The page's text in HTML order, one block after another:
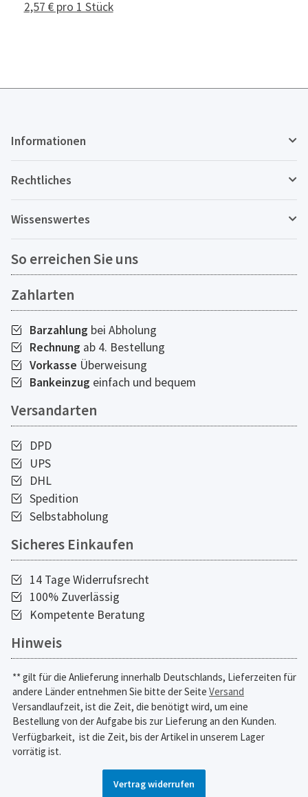
2,57 € pro 1 Stück
Informationen
Rechtliches
Wissenswertes
So erreichen Sie uns
Zahlarten
Barzahlung bei Abholung
Rechnung ab 4. Bestellung
Vorkasse Überweisung
Bankeinzug einfach und bequem
Versandarten
DPD
UPS
DHL
Spedition
Selbstabholung
Sicheres Einkaufen
14 Tage Widerrufsrecht
100% Zuverlässig
Kompetente Beratung
Hinweis
** gilt für die Anlieferung innerhalb Deutschlands, Lieferzeiten für
andere Länder entnehmen Sie bitte der Seite Versand
Versandlaufzeit, ist die Zeit, die benötigt wird, um eine
Bestellung von der Aufgabe bis zur Lieferung an den Kunden.
Verfügbarkeit, ist die Zeit, bis der Artikel in unserem Lager
vorrätig ist.
Vertrag widerrufen